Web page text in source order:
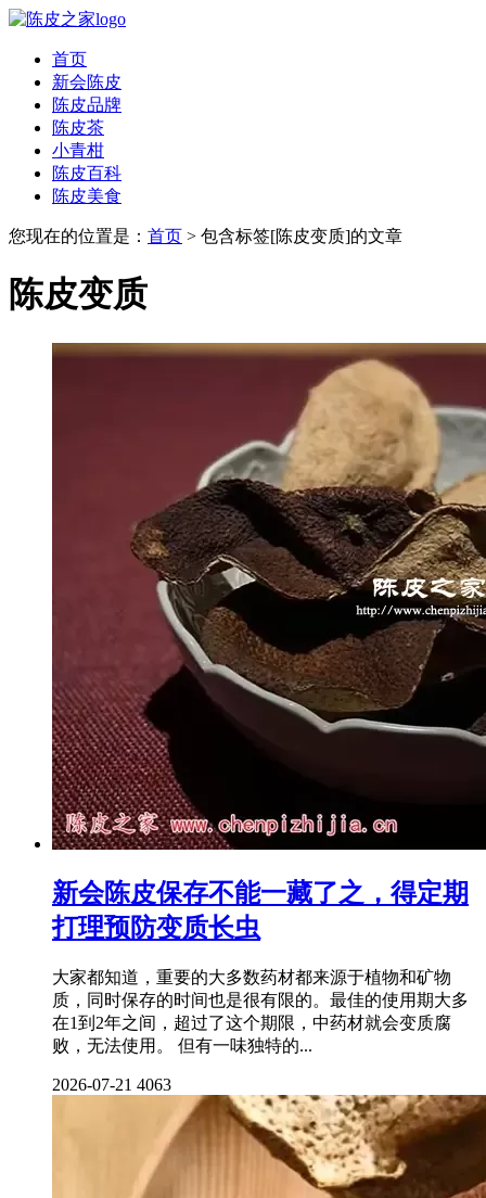
首页
新会陈皮
陈皮品牌
陈皮茶
小青柑
陈皮百科
陈皮美食
您现在的位置是： 首页 > 包含标签[陈皮变质]的文章
陈皮变质
新会陈皮保存不能一藏了之，得定期
打理预防变质长虫
大家都知道，重要的大多数药材都来源于植物和矿物
质，同时保存的时间也是很有限的。最佳的使用期大多
在1到2年之间，超过了这个期限，中药材就会变质腐
败，无法使用。 但有一味独特的...
2026-07-21 4063